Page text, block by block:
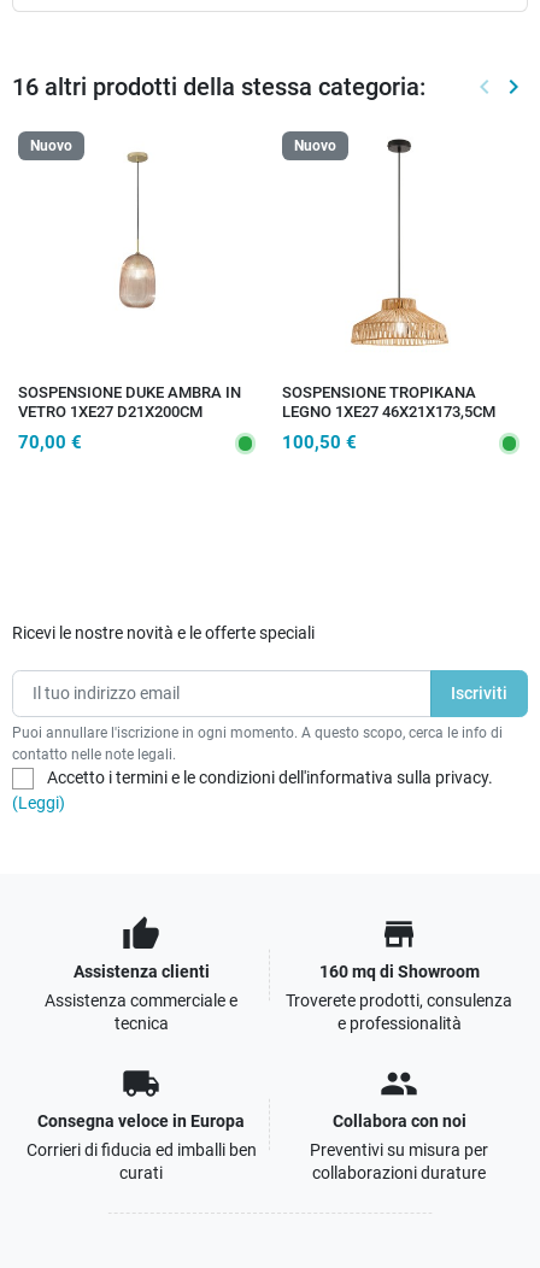
16 altri prodotti della stessa categoria: keyboard_arrow_left keyboard_arrow_right
Nuovo
SOSPENSIONE DUKE AMBRA IN
VETRO 1XE27 D21X200CM
70,00 €
Nuovo
SOSPENSIONE TROPIKANA
LEGNO 1XE27 46X21X173,5CM
100,50 €
Ricevi le nostre novità e le offerte speciali
Puoi annullare l'iscrizione in ogni momento. A questo scopo, cerca le info di
contatto nelle note legali.
Accetto i termini e le condizioni dell'informativa sulla privacy.
(Leggi)
thumb_up
Assistenza clienti
Assistenza commerciale e
tecnica
store
160 mq di Showroom
Troverete prodotti, consulenza
e professionalità
local_shipping
Consegna veloce in Europa
Corrieri di fiducia ed imballi ben
curati
people
Collabora con noi
Preventivi su misura per
collaborazioni durature